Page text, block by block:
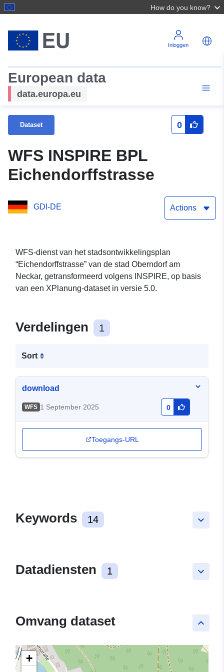
How do you know?
Inloggen
European data
data.europa.eu
Dataset 0
WFS INSPIRE BPL
Eichendorffstrasse
GDI-DE Actions
WFS-dienst van het stadsontwikkelingsplan
“Eichendorffstrasse” van de stad Oberndorf am
Neckar, getransformeerd volgens INSPIRE, op basis
van een XPlanung-dataset in versie 5.0.
Verdelingen 1
Sort
download
WFS 1 September 2025 0
Toegangs-URL
keyboard_arrow_down
Keywords 14
keyboard_arrow_down
Datadiensten 1
keyboard_arrow_up
Omvang dataset
+